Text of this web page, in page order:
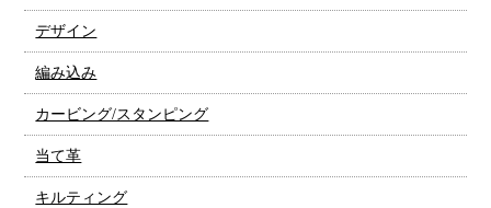
デザイン
編み込み
カービング/スタンピング
当て革
キルティング